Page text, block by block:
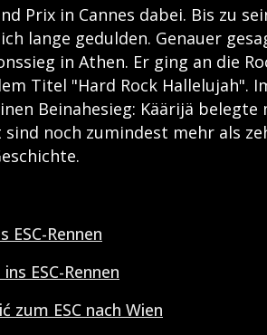
Prix in Cannes dabei. Bis zu
lange gedulden. Genauer
in Athen. Er ging an die
Titel "Hard Rock Hallelujah".
Beinahesieg: Käärijä belegte
sind noch zumindest mehr als
Rennen
ESC-Rennen
zum ESC nach Wien